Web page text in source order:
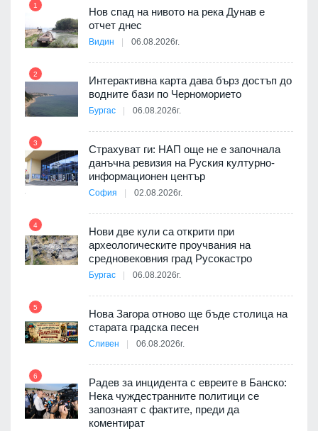
1
Нов спад на нивото на река Дунав е
отчет днес
Видин 06.08.2026г.
2
Интерактивна карта дава бърз достъп до
водните бази по Черноморието
Бургас 06.08.2026г.
3
Страхуват ги: НАП още не е започнала
данъчна ревизия на Руския културно-
информационен център
София 02.08.2026г.
4
Нови две кули са открити при
археологическите проучвания на
средновековния град Русокастро
Бургас 06.08.2026г.
5
Нова Загора отново ще бъде столица на
старата градска песен
Сливен 06.08.2026г.
6
Радев за инцидента с евреите в Банско:
Нека чуждестранните политици се
запознаят с фактите, преди да
коментират